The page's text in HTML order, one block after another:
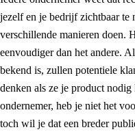
jezelf en je bedrijf zichtbaar
verschillende manieren doen.
eenvoudiger dan het andere.
bekend is, zullen potentiele
denken als ze je product
ondernemer, heb je niet het
toch wil je dat een breder